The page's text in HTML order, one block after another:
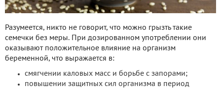
Разумеется, никто не говорит, что можно грызть такие
семечки без меры. При дозированном употреблении они
оказывают положительное влияние на организм
беременной, что выражается в:
смягчении каловых масс и борьбе с запорами;
повышении защитных сил организма в период